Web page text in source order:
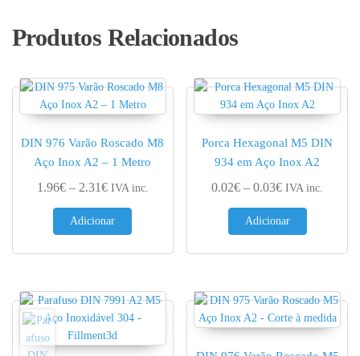
Produtos Relacionados
DIN 976 Varão Roscado M8
Aço Inox A2 – 1 Metro
1.96€ – 2.31€Price range: 1.96€ through 2.31€
IVA inc.
Adicionar
Porca Hexagonal M5 DIN
934 em Aço Inox A2
0.02€ – 0.03€Price range:
IVA inc.
Adicionar